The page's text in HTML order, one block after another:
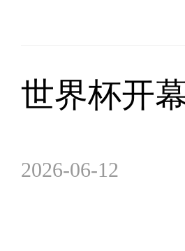
世界杯开
2026-06-12